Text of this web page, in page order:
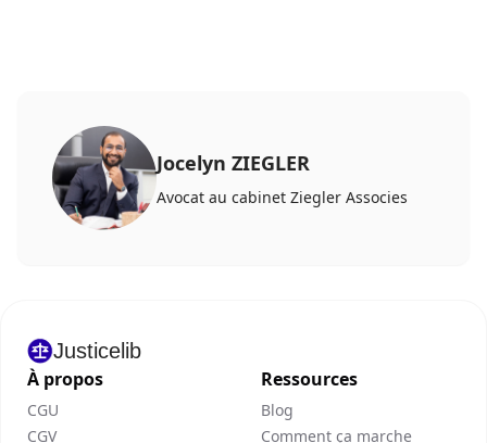
Jocelyn ZIEGLER
Avocat au cabinet Ziegler Associes
Justicelib
À propos
CGU
CGV
Ressources
Blog
Comment ça marche